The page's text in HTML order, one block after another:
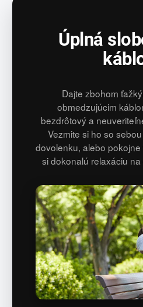
Úplná
Dajte zbohom
obmedzujúcim
bezdrôtový a
Vezmite si ho so
dovolenku, alebo
si dokonalú relaxáciu